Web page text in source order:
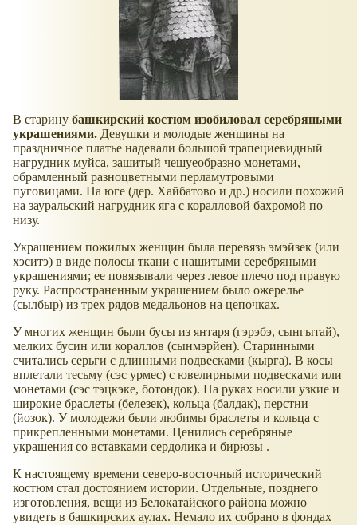
В старину башкирский костюм изобиловал серебряными
украшениями. Девушки и молодые женщины на
праздничное платье надевали большой трапециевидный
нагрудник муйса, зашитый чешуеобразно монетами,
обрамленный разноцветными перламутровыми
пуговицами. На юге (дер. Хайбатово и др.) носили похожий
на зауральский нагрудник яга с коралловой бахромой по
низу.
Украшением пожилых женщин была перевязь эмэйзек (или
хэситэ) в виде полосы ткани с нашитыми серебряными
украшениями; ее повязывали через левое плечо под правую
руку. Распространенным украшением было ожерелье
(сылбыр) из трех рядов медальонов на цепочках.
У многих женщин были бусы из янтаря (гэрэбэ, сынгытай),
мелких бусин или кораллов (сынмэрйен). Старинными
считались серьги с длинными подвесками (кырга). В косы
вплетали тесьму (сэс урмес) с ювелирными подвесками или
монетами (сэс тэцкэке, ботондок). На руках носили узкие и
широкие браслеты (белезек), кольца (балдак), перстни
(йозок). У молодежи были любимы браслеты и кольца с
прикрепленными монетами. Ценились серебряные
украшения со вставками сердолика и бирюзы .
К настоящему времени северо-восточный исторический
костюм стал достоянием истории. Отдельные, позднего
изготовления, вещи из Белокатайского района можно
увидеть в башкирских аулах. Немало их собрано в фондах